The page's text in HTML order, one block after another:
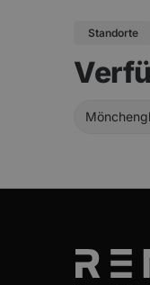
Standorte